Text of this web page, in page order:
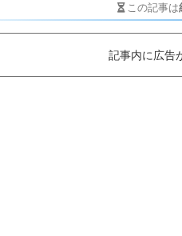
この記事は
記事内に広告